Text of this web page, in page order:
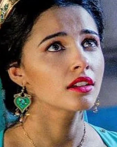
าชบัญญัติกัญชากัญชงได้พิจาร
องพรรคประชาธิปัตย์และพรร
สองพรรคได้บัญญัติในร่างพร
มเห็นไว้
นอแปรญัตติตามข้อบังคับการ
งต้นให้ทราบโดยละเอียดและ
แทนราษฏรได้บรรจุเป็นระเบี
ฏรจากพรรคการเมืองที่เคยทั